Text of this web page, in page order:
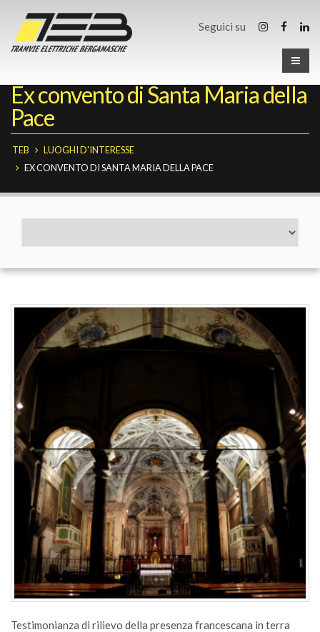
Seguici su
Ex convento di Santa Maria della
Pace
TEB
LUOGHI D'INTERESSE
EX CONVENTO DI SANTA MARIA DELLA PACE
Testimonianza di rilievo della presenza francescana in terra